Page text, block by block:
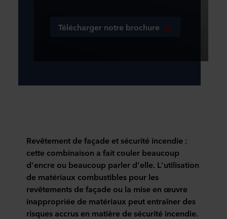
Télécharger notre brochure
Revêtement de façade et sécurité incendie :
cette combinaison a fait couler beaucoup
d'encre ou beaucoup parler d'elle. L'utilisation
de matériaux combustibles pour les
revêtements de façade ou la mise en œuvre
inappropriée de matériaux peut entraîner des
risques accrus en matière de sécurité incendie.